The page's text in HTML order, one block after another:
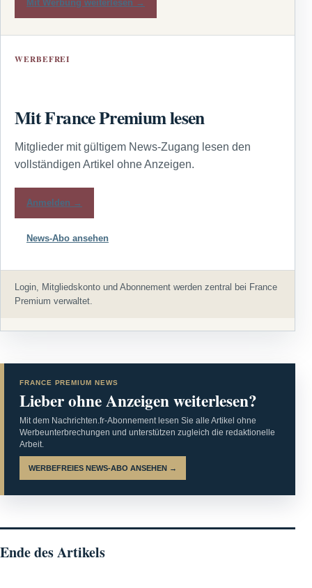
Mit Werbung weiterlesen →
WERBEFREI
Mit France Premium lesen
Mitglieder mit gültigem News-Zugang lesen den
vollständigen Artikel ohne Anzeigen.
Anmelden →
News-Abo ansehen
Login, Mitgliedskonto und Abonnement werden zentral bei France
Premium verwaltet.
FRANCE PREMIUM NEWS
Lieber ohne Anzeigen weiterlesen?
Mit dem Nachrichten.fr-Abonnement lesen Sie alle Artikel ohne
Werbeunterbrechungen und unterstützen zugleich die redaktionelle
Arbeit.
WERBEFREIES NEWS-ABO ANSEHEN →
Ende des Artikels